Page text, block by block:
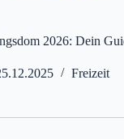
2026: Dein
Freizeit